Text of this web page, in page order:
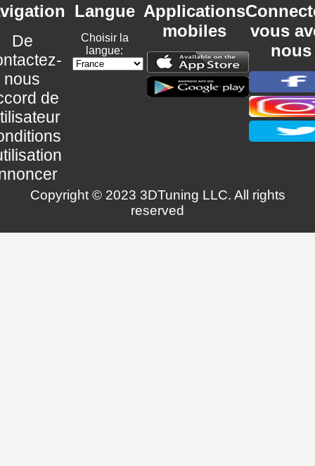
De
nous
de
Langue
Choisir la
langue:
Applications
mobiles
vous
nous
Copyright © 2023 3DTuning LLC. All rights
reserved